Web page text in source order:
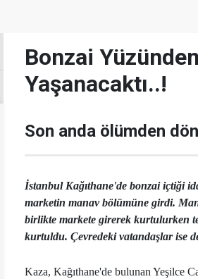
Bonzai
Yaşanacaktı..!
Son anda ölümden
İstanbul Kağıthane'de bonzai içtiği
marketin manav bölümüne girdi.
birlikte markete girerek kurtulurken
kurtuldu. Çevredeki vatandaşlar ise
Kaza, Kağıthane'de bulunan Yeşilce